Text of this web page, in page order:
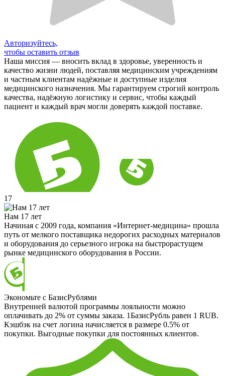
Авторизуйтесь,
чтобы оставить отзыв
Наша миссия — вносить вклад в здоровье, уверенность и
качество жизни людей, поставляя медицинским учреждениям
и частным клиентам надёжные и доступные изделия
медицинского назначения. Мы гарантируем строгий контроль
качества, надёжную логистику и сервис, чтобы каждый
пациент и каждый врач могли доверять каждой поставке.
17
Нам 17 лет
Начиная с 2009 года, компания «Интернет-медицина» прошла
путь от мелкого поставщика недорогих расходных материалов
и оборудования до серьезного игрока на быстрорастущем
рынке медицинского оборудования в России.
Экономьте с БазисРублями
Внутренней валютой программы лояльности можно
оплачивать до 2% от суммы заказа. 1БазисРубль равен 1 RUB.
Кэшбэк на счет логина начисляется в размере 0.5% от
покупки. Выгодные покупки для постоянных клиентов.